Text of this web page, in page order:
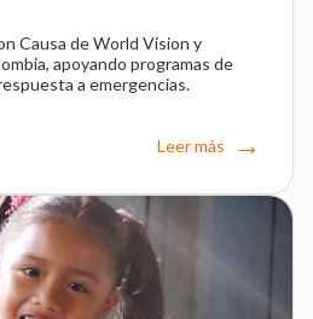
Causa de World Vision y
apoyando programas de
a emergencias.
Leer más